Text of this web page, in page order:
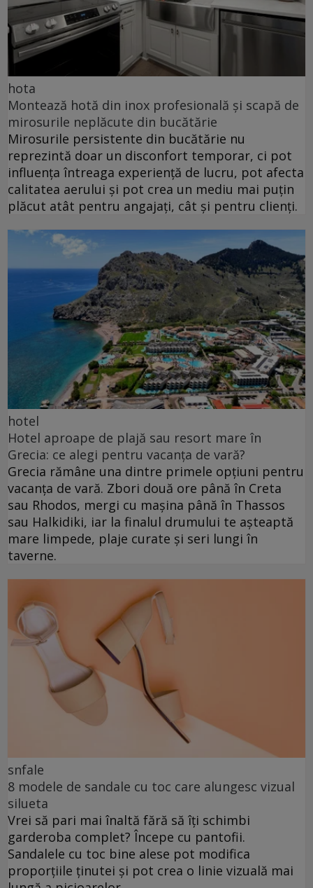
hota
Montează hotă din inox profesională și scapă de
mirosurile neplăcute din bucătărie
Mirosurile persistente din bucătărie nu
reprezintă doar un disconfort temporar, ci pot
influența întreaga experiență de lucru, pot afecta
calitatea aerului și pot crea un mediu mai puțin
plăcut atât pentru angajați, cât și pentru clienți.
hotel
Hotel aproape de plajă sau resort mare în
Grecia: ce alegi pentru vacanța de vară?
Grecia rămâne una dintre primele opțiuni pentru
vacanța de vară. Zbori două ore până în Creta
sau Rhodos, mergi cu mașina până în Thassos
sau Halkidiki, iar la finalul drumului te așteaptă
mare limpede, plaje curate și seri lungi în
taverne.
snfale
8 modele de sandale cu toc care alungesc vizual
silueta
Vrei să pari mai înaltă fără să îți schimbi
garderoba complet? Începe cu pantofii.
Sandalele cu toc bine alese pot modifica
proporțiile ținutei și pot crea o linie vizuală mai